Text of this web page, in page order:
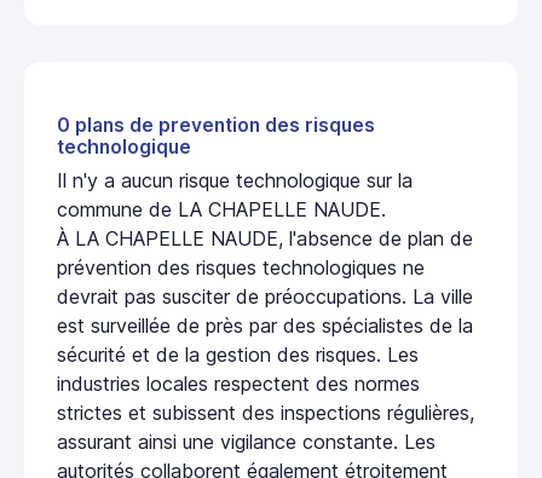
0 plans de prevention des risques
technologique
Il n'y a aucun risque technologique sur la
commune de LA CHAPELLE NAUDE.
À LA CHAPELLE NAUDE, l'absence de plan de
prévention des risques technologiques ne
devrait pas susciter de préoccupations. La ville
est surveillée de près par des spécialistes de la
sécurité et de la gestion des risques. Les
industries locales respectent des normes
strictes et subissent des inspections régulières,
assurant ainsi une vigilance constante. Les
autorités collaborent également étroitement